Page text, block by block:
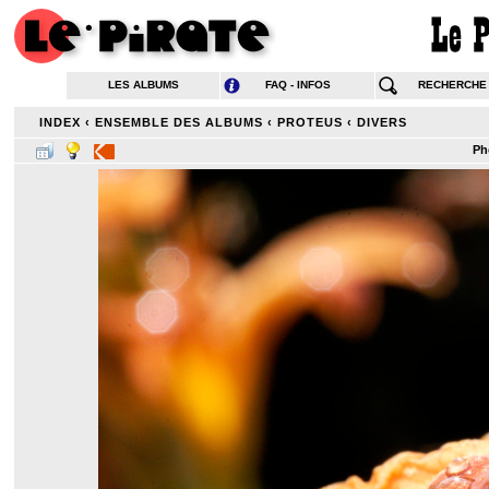
LES ALBUMS FAQ - INFOS RECHERCHE
INDEX ‹ ENSEMBLE DES ALBUMS ‹ PROTEUS ‹ DIVERS